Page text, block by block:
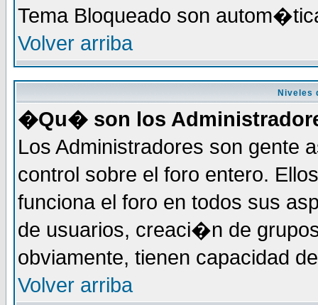
Tema Bloqueado son
Volver arriba
Niveles
�Qu� son los
Los Administradores son gente
control sobre el foro entero.
funciona el foro en todos sus
de usuarios, creaci�n de
obviamente, tienen capacidad
Volver arriba